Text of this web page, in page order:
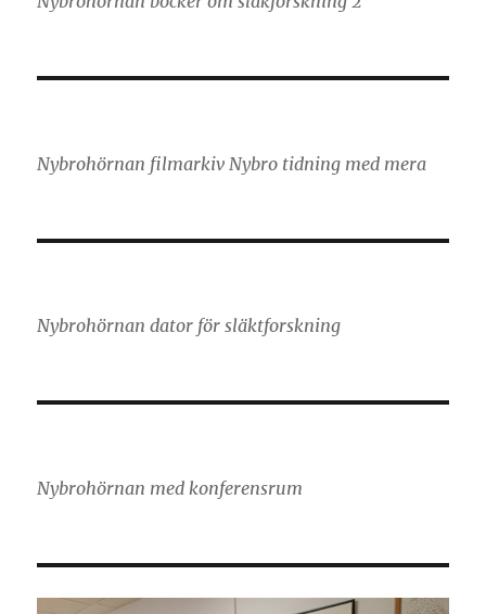
Nybrohörnan filmarkiv Nybro tidning med mera
Nybrohörnan dator för släktforskning
Nybrohörnan med konferensrum